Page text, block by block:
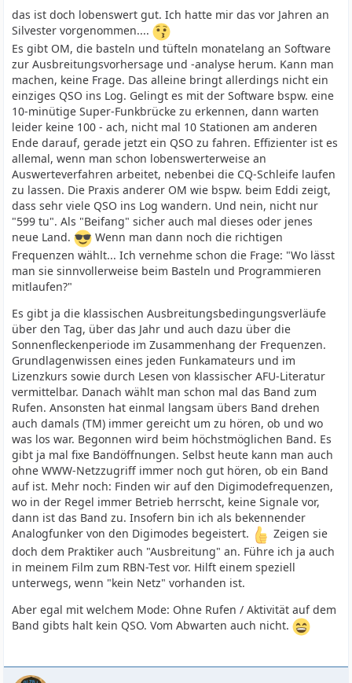
das ist doch lobenswert gut. Ich hatte mir das vor Jahren an
Silvester vorgenommen....
Es gibt OM, die basteln und tüfteln monatelang an Software
zur Ausbreitungsvorhersage und -analyse herum. Kann man
machen, keine Frage. Das alleine bringt allerdings nicht ein
einziges QSO ins Log. Gelingt es mit der Software bspw. eine
10-minütige Super-Funkbrücke zu erkennen, dann warten
leider keine 100 - ach, nicht mal 10 Stationen am anderen
Ende darauf, gerade jetzt ein QSO zu fahren. Effizienter ist es
allemal, wenn man schon lobenswerterweise an
Auswerteverfahren arbeitet, nebenbei die CQ-Schleife laufen
zu lassen. Die Praxis anderer OM wie bspw. beim Eddi zeigt,
dass sehr viele QSO ins Log wandern. Und nein, nicht nur
"599 tu". Als "Beifang" sicher auch mal dieses oder jenes
neue Land.
Wenn man dann noch die richtigen
Frequenzen wählt... Ich vernehme schon die Frage: "Wo lässt
man sie sinnvollerweise beim Basteln und Programmieren
mitlaufen?"
Es gibt ja die klassischen Ausbreitungsbedingungsverläufe
über den Tag, über das Jahr und auch dazu über die
Sonnenfleckenperiode im Zusammenhang der Frequenzen.
Grundlagenwissen eines jeden Funkamateurs und im
Lizenzkurs sowie durch Lesen von klassischer AFU-Literatur
vermittelbar. Danach wählt man schon mal das Band zum
Rufen. Ansonsten hat einmal langsam übers Band drehen
auch damals (TM) immer gereicht um zu hören, ob und wo
was los war. Begonnen wird beim höchstmöglichen Band. Es
gibt ja mal fixe Bandöffnungen. Selbst heute kann man auch
ohne WWW-Netzzugriff immer noch gut hören, ob ein Band
auf ist. Mehr noch: Finden wir auf den Digimodefrequenzen,
wo in der Regel immer Betrieb herrscht, keine Signale vor,
dann ist das Band zu. Insofern bin ich als bekennender
Analogfunker von den Digimodes begeistert.
Zeigen sie
doch dem Praktiker auch "Ausbreitung" an. Führe ich ja auch
in meinem Film zum RBN-Test vor. Hilft einem speziell
unterwegs, wenn "kein Netz" vorhanden ist.
Aber egal mit welchem Mode: Ohne Rufen / Aktivität auf dem
Band gibts halt kein QSO. Vom Abwarten auch nicht.